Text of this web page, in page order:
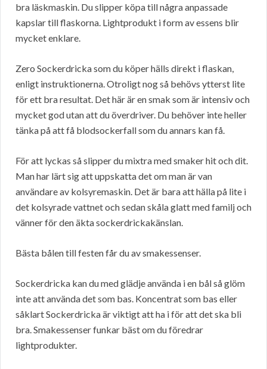
bra läskmaskin. Du slipper köpa till några anpassade
kapslar till flaskorna. Lightprodukt i form av essens blir
mycket enklare.
Zero Sockerdricka som du köper hälls direkt i flaskan,
enligt instruktionerna. Otroligt nog så behövs ytterst lite
för ett bra resultat. Det här är en smak som är intensiv och
mycket god utan att du överdriver. Du behöver inte heller
tänka på att få blodsockerfall som du annars kan få.
För att lyckas så slipper du mixtra med smaker hit och dit.
Man har lärt sig att uppskatta det om man är van
användare av kolsyremaskin. Det är bara att hälla på lite i
det kolsyrade vattnet och sedan skåla glatt med familj och
vänner för den äkta sockerdrickakänslan.
Bästa bålen till festen får du av smakessenser.
Sockerdricka kan du med glädje använda i en bål så glöm
inte att använda det som bas. Koncentrat som bas eller
såklart Sockerdricka är viktigt att ha i för att det ska bli
bra. Smakessenser funkar bäst om du föredrar
lightprodukter.